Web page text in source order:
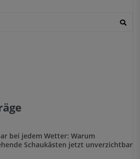
bei jedem Wetter: Warum
Schaukästen jetzt unverzichtbar